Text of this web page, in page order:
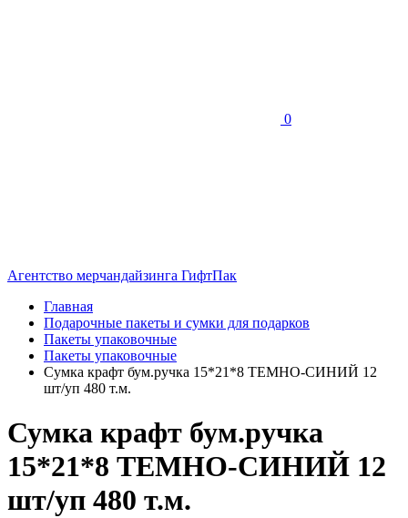
0
Агентство мерчандайзинга ГифтПак
Главная
Подарочные пакеты и сумки для подарков
Пакеты упаковочные
Пакеты упаковочные
Сумка крафт бум.ручка 15*21*8 ТЕМНО-СИНИЙ 12
шт/уп 480 т.м.
Сумка крафт бум.ручка
15*21*8 ТЕМНО-СИНИЙ 12
шт/уп 480 т.м.